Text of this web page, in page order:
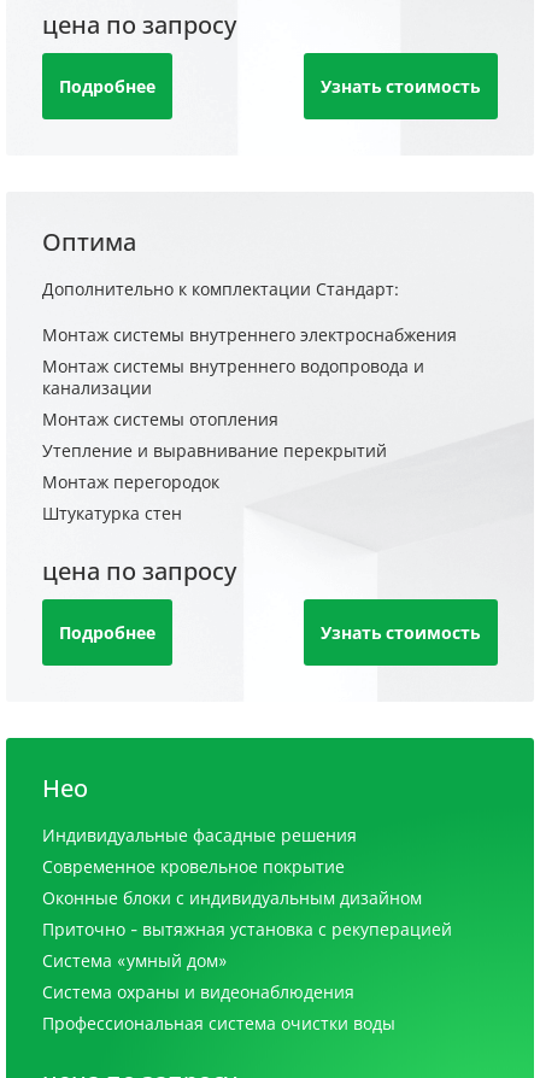
цена по запросу
Подробнее Узнать стоимость
Оптима
Дополнительно к комплектации Стандарт:
Монтаж системы внутреннего электроснабжения
Монтаж системы внутреннего водопровода и
канализации
Монтаж системы отопления
Утепление и выравнивание перекрытий
Монтаж перегородок
Штукатурка стен
цена по запросу
Подробнее Узнать стоимость
Нео
Индивидуальные фасадные решения
Современное кровельное покрытие
Оконные блоки с индивидуальным дизайном
Приточно - вытяжная установка с рекуперацией
Система «умный дом»
Система охраны и видеонаблюдения
Профессиональная система очистки воды